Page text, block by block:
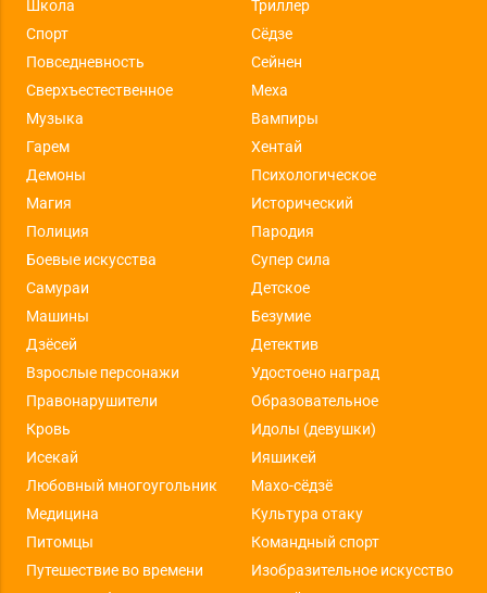
Школа
Триллер
Спорт
Сёдзе
Повседневность
Сейнен
Сверхъестественное
Меха
Музыка
Вампиры
Гарем
Хентай
Демоны
Психологическое
Магия
Исторический
Полиция
Пародия
Боевые искусства
Супер сила
Самураи
Детское
Машины
Безумие
Дзёсей
Детектив
Взрослые персонажи
Удостоено наград
Правонарушители
Образовательное
Кровь
Идолы (девушки)
Исекай
Ияшикей
Любовный многоугольник
Махо-сёдзё
Медицина
Культура отаку
Питомцы
Командный спорт
Путешествие во времени
Изобразительное искусство